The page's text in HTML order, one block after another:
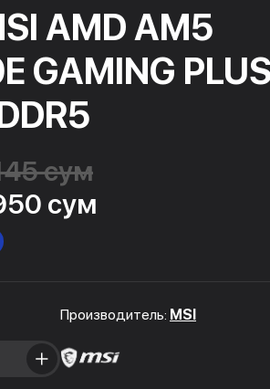
AMD AM5
GAMING PLUS
сум
сум
Производитель: MSI